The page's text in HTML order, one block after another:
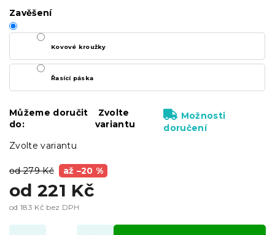
od 279 Kč až –20 %
od 221 Kč
od 183 Kč bez DPH
cena:
Zvolte variantu
Zavěšení
Kovové kroužky
Řasící páska
Můžeme doručit
do:
Zvolte
variantu
Možnosti
doručení